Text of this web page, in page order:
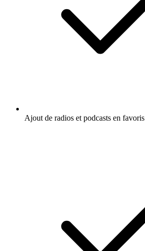
Ajout de radios et podcasts en favoris